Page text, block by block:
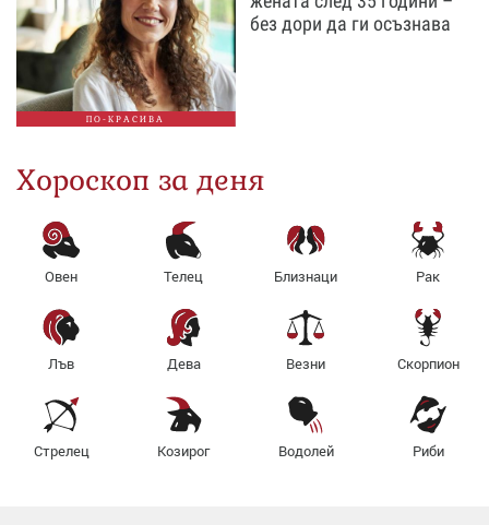
ПО-КРАСИВА
без дори да ги осъзнава
Хороскоп за деня
Овен Телец Близнаци Рак
Лъв Дева Везни Скорпион
Стрелец Козирог Водолей Риби